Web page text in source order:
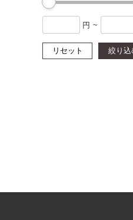
円 ~
リセット 絞り込